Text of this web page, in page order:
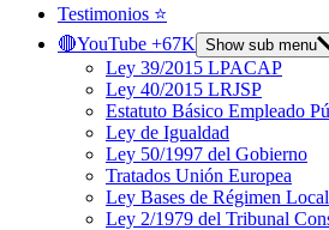
Testimonios ⭐️
🔴YouTube +67K Show sub menu
Ley 39/2015 LPACAP
Ley 40/2015 LRJSP
Estatuto Básico Empleado
Ley de Igualdad
Ley 50/1997 del Gobierno
Tratados Unión Europea
Ley Bases de Régimen Local
Ley 2/1979 del Tribunal